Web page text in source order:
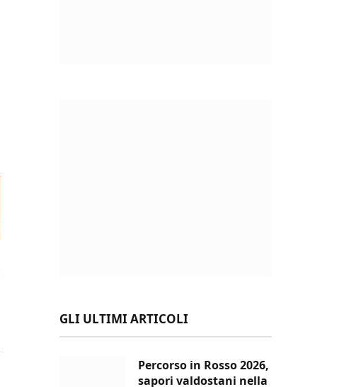
GLI ULTIMI ARTICOLI
Percorso in Rosso 2026,
sapori valdostani nella